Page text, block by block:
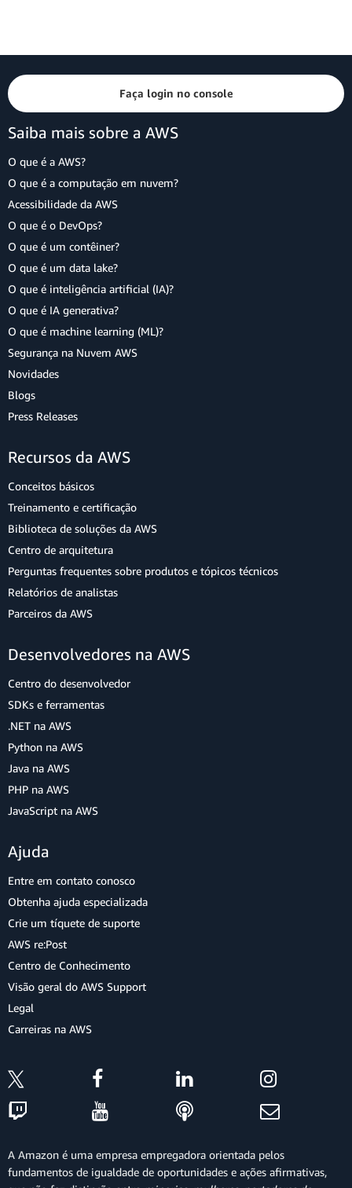
Faça login no console
Saiba mais sobre a AWS
O que é a AWS?
O que é a computação em nuvem?
Acessibilidade da AWS
O que é o DevOps?
O que é um contêiner?
O que é um data lake?
O que é inteligência artificial (IA)?
O que é IA generativa?
O que é machine learning (ML)?
Segurança na Nuvem AWS
Novidades
Blogs
Press Releases
Recursos da AWS
Conceitos básicos
Treinamento e certificação
Biblioteca de soluções da AWS
Centro de arquitetura
Perguntas frequentes sobre produtos e tópicos técnicos
Relatórios de analistas
Parceiros da AWS
Desenvolvedores na AWS
Centro do desenvolvedor
SDKs e ferramentas
.NET na AWS
Python na AWS
Java na AWS
PHP na AWS
JavaScript na AWS
Ajuda
Entre em contato conosco
Obtenha ajuda especializada
Crie um tíquete de suporte
AWS re:Post
Centro de Conhecimento
Visão geral do AWS Support
Legal
Carreiras na AWS
A Amazon é uma empresa empregadora orientada pelos
fundamentos de igualdade de oportunidades e ações afirmativas,